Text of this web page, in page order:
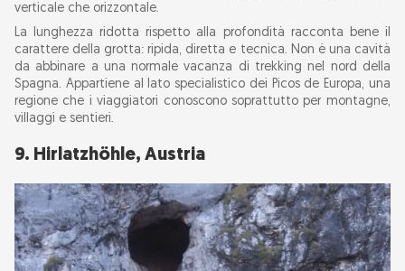
verticale che orizzontale.
La lunghezza ridotta rispetto alla profondità racconta bene il
carattere della grotta: ripida, diretta e tecnica. Non è una cavità
da abbinare a una normale vacanza di trekking nel nord della
Spagna. Appartiene al lato specialistico dei Picos de Europa, una
regione che i viaggiatori conoscono soprattutto per montagne,
villaggi e sentieri.
9. Hirlatzhöhle, Austria